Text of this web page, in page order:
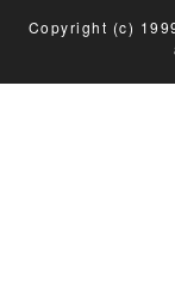
Copyright (c)